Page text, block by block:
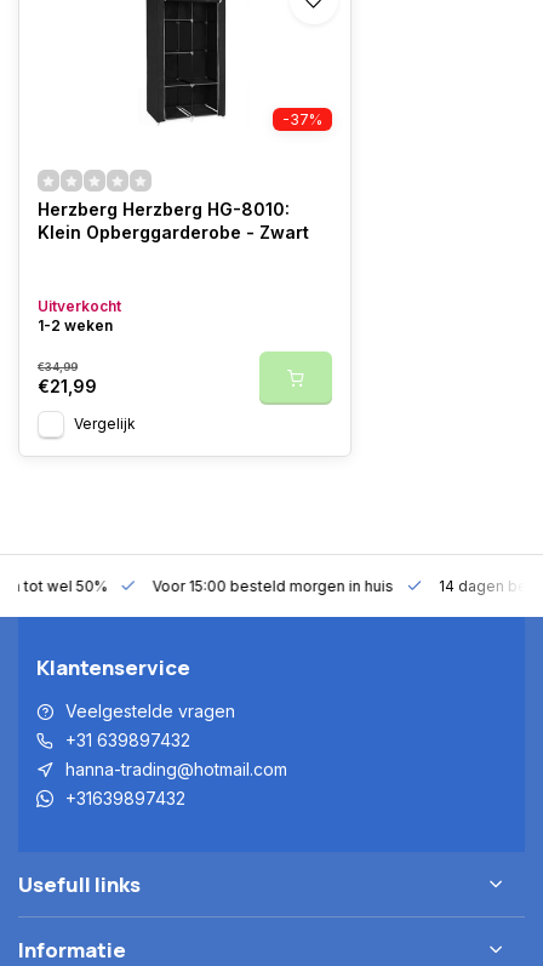
-37%
Herzberg Herzberg HG-8010:
Klein Opberggarderobe - Zwart
Uitverkocht
1-2 weken
€34,99
€21,99
Vergelijk
tot wel 50% Voor 15:00 besteld morgen in huis 14 dagen
Klantenservice
Veelgestelde vragen
+31 639897432
hanna-trading@hotmail.com
+31639897432
Usefull links
Informatie